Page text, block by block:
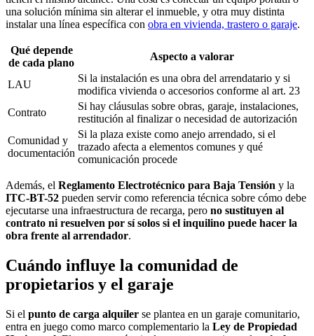
una solución mínima sin alterar el inmueble, y otra muy distinta
instalar una línea específica con obra en vivienda, trastero o garaje.
Qué depende
de cada plano
Aspecto a valorar
LAU
Si la instalación es una obra del arrendatario y si
modifica vivienda o accesorios conforme al art. 23
Contrato
Si hay cláusulas sobre obras, garaje, instalaciones,
restitución al finalizar o necesidad de autorización
Comunidad y
documentación
Si la plaza existe como anejo arrendado, si el
trazado afecta a elementos comunes y qué
comunicación procede
Además, el Reglamento Electrotécnico para Baja Tensión y la
ITC-BT-52 pueden servir como referencia técnica sobre cómo debe
ejecutarse una infraestructura de recarga, pero no sustituyen al
contrato ni resuelven por sí solos si el inquilino puede hacer la
obra frente al arrendador.
Cuándo influye la comunidad de
propietarios y el garaje
Si el punto de carga alquiler se plantea en un garaje comunitario,
entra en juego como marco complementario la Ley de Propiedad